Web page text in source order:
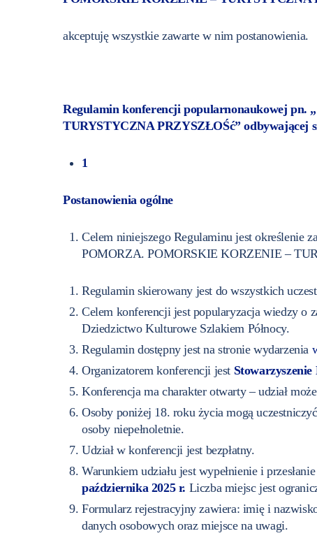
akceptuję wszystkie zawarte w nim postanowienia.
Regulamin konferencji popularnonaukowej
TURYSTYCZNA PRZYSZŁOŚć” odbywającej
1
Postanowienia ogólne
Celem niniejszego Regulaminu jest
POMORZA. POMORSKIE KORZENIE –
Regulamin skierowany jest do wszystkich
Celem konferencji jest popularyzacja wiedzy o
Dziedzictwo Kulturowe Szlakiem Północy.
Regulamin dostępny jest na stronie wydarzenia
Organizatorem konferencji jest
Konferencja ma charakter otwarty – udział
Osoby poniżej 18. roku życia mogą
osoby niepełnoletnie.
Udział w konferencji jest bezpłatny.
Warunkiem udziału jest wypełnienie i
października 2025 r. Liczba miejsc jest
Formularz rejestracyjny zawiera: imię i
danych osobowych oraz miejsce na uwagi.